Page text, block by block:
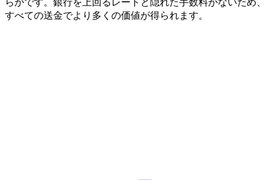
すべての送金でより多くの価値が得られます。